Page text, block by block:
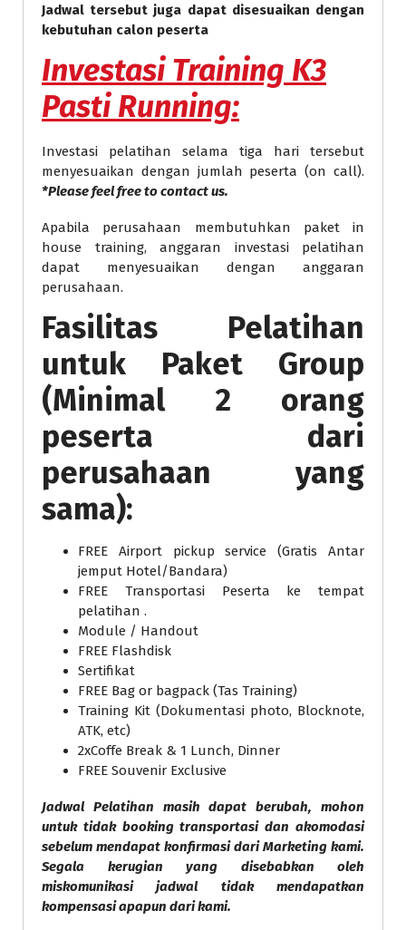
Jadwal tersebut juga dapat disesuaikan dengan
kebutuhan calon peserta
Investasi Training K3
Pasti Running:
Investasi pelatihan selama tiga hari tersebut
menyesuaikan dengan jumlah peserta (on call).
*Please feel free to contact us.
Apabila perusahaan membutuhkan paket in
house training, anggaran investasi pelatihan
dapat menyesuaikan dengan anggaran
perusahaan.
Fasilitas Pelatihan
untuk Paket Group
(Minimal 2 orang
peserta dari
perusahaan yang
sama):
FREE Airport pickup service (Gratis Antar
jemput Hotel/Bandara)
FREE Transportasi Peserta ke tempat
pelatihan .
Module / Handout
FREE Flashdisk
Sertifikat
FREE Bag or bagpack (Tas Training)
Training Kit (Dokumentasi photo, Blocknote,
ATK, etc)
2xCoffe Break & 1 Lunch, Dinner
FREE Souvenir Exclusive
Jadwal Pelatihan masih dapat berubah, mohon
untuk tidak booking transportasi dan akomodasi
sebelum mendapat konfirmasi dari Marketing kami.
Segala kerugian yang disebabkan oleh
miskomunikasi jadwal tidak mendapatkan
kompensasi apapun dari kami.